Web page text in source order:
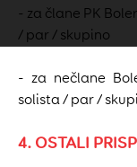
- za člane PK
/ par / skupino
- za nečlane
solista / par /
4. OSTALI